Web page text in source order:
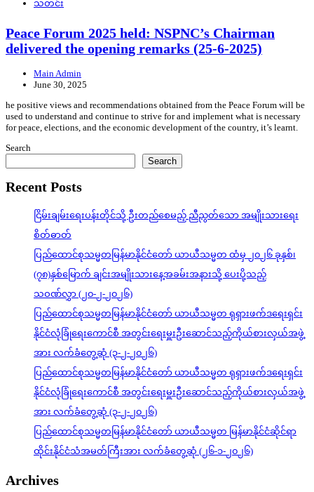
သတင်း
Peace Forum 2025 held: NSPNC’s Chairman
delivered the opening remarks (25-6-2025)
Main Admin
June 30, 2025
he positive views and recommendations obtained from the Peace Forum will be
used to understand and continue to strive for and implement what is necessary
for peace, elections, and the economic development of the country, it’s learnt.
Search
Search
Recent Posts
ငြိမ်းချမ်းရေးပန်းတိုင်သို့ ဦးတည်စေမည့် ညီညွတ်သော အမျိုးသားရေး
စိတ်ဓာတ်
ပြည်ထောင်စုသမ္မတမြန်မာနိုင်ငံတော် ယာယီသမ္မတ ထံမှ ၂၀၂၆ ခုနှစ်၊
(၇၈)နှစ်မြောက် ချင်းအမျိုးသားနေ့အခမ်းအနားသို့ ပေးပို့သည့်
သဝဏ်လွှာ (၂၀-၂-၂၀၂၆)
ပြည်ထောင်စုသမ္မတမြန်မာနိုင်ငံတော် ယာယီသမ္မတ ရုရှားဖက်ဒရေးရှင်း
နိုင်ငံလုံခြုံရေးကောင်စီ အတွင်းရေးမှူးဦးဆောင်သည့်ကိုယ်စားလှယ်အဖွဲ့
အား လက်ခံတွေ့ဆုံ (၃-၂-၂၀၂၆)
ပြည်ထောင်စုသမ္မတမြန်မာနိုင်ငံတော် ယာယီသမ္မတ ရုရှားဖက်ဒရေးရှင်း
နိုင်ငံလုံခြုံရေးကောင်စီ အတွင်းရေးမှူးဦးဆောင်သည့်ကိုယ်စားလှယ်အဖွဲ့
အား လက်ခံတွေ့ဆုံ (၃-၂-၂၀၂၆)
ပြည်ထောင်စုသမ္မတမြန်မာနိုင်ငံတော် ယာယီသမ္မတ မြန်မာနိုင်ငံဆိုင်ရာ
ထိုင်းနိုင်ငံသံအမတ်ကြီးအား လက်ခံတွေ့ဆုံ (၂၆-၁-၂၀၂၆)
Archives